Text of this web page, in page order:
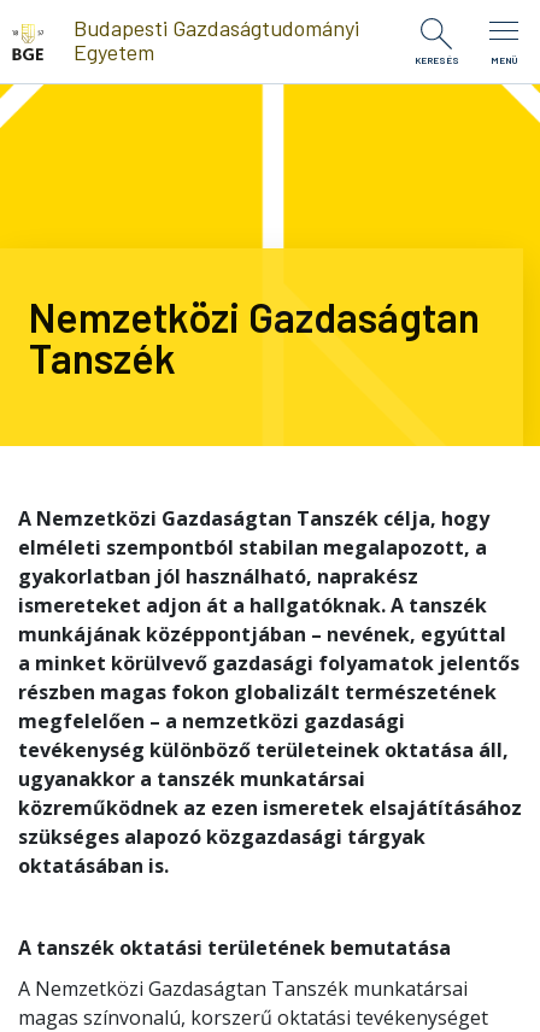
Ugrás a tartalomra
Budapesti Gazdaságtudományi
Egyetem
KERESÉS MENÜ
Nemzetközi Gazdaságtan
Tanszék
A Nemzetközi Gazdaságtan Tanszék célja, hogy
elméleti szempontból stabilan megalapozott, a
gyakorlatban jól használható, naprakész
ismereteket adjon át a hallgatóknak. A tanszék
munkájának középpontjában – nevének, egyúttal
a minket körülvevő gazdasági folyamatok jelentős
részben magas fokon globalizált természetének
megfelelően – a nemzetközi gazdasági
tevékenység különböző területeinek oktatása áll,
ugyanakkor a tanszék munkatársai
közreműködnek az ezen ismeretek elsajátításához
szükséges alapozó közgazdasági tárgyak
oktatásában is.
A tanszék oktatási területének bemutatása
A Nemzetközi Gazdaságtan Tanszék munkatársai
magas színvonalú, korszerű oktatási tevékenységet